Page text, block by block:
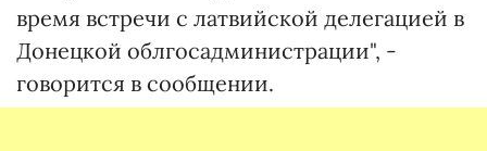
время встречи с латвийской делегацией в
Донецкой облгосадминистрации", -
говорится в сообщении.